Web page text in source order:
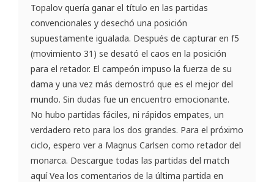
Topalov quería ganar el título en las partidas
convencionales y desechó una posición
supuestamente igualada. Después de capturar en f5
(movimiento 31) se desató el caos en la posición
para el retador. El campeón impuso la fuerza de su
dama y una vez más demostró que es el mejor del
mundo. Sin dudas fue un encuentro emocionante.
No hubo partidas fáciles, ni rápidos empates, un
verdadero reto para los dos grandes. Para el próximo
ciclo, espero ver a Magnus Carlsen como retador del
monarca. Descargue todas las partidas del match
aquí Vea los comentarios de la última partida en